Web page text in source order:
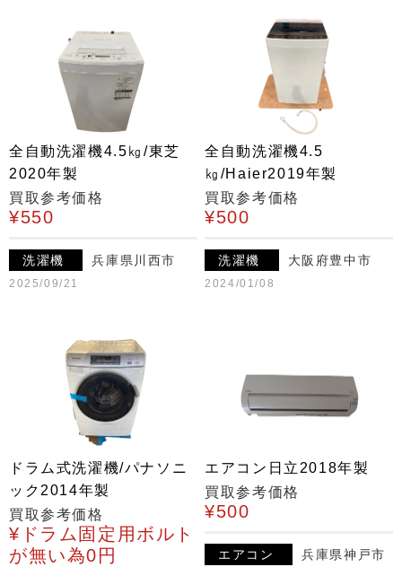
全自動洗濯機4.5㎏/東芝
2020年製
買取参考価格
¥550
洗濯機 兵庫県川西市
2025/09/21
全自動洗濯機4.5
㎏/Haier2019年製
買取参考価格
¥500
洗濯機 大阪府豊中市
2024/01/08
ドラム式洗濯機/パナソニ
ック2014年製
買取参考価格
¥ドラム固定用ボルト
が無い為0円
エアコン日立2018年製
買取参考価格
¥500
エアコン 兵庫県神戸市